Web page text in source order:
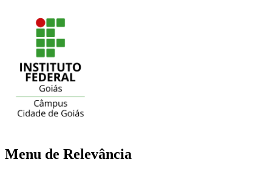
Menu de Relevância